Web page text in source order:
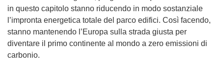
in questo capitolo stanno riducendo in modo sostanziale
l’impronta energetica totale del parco edifici. Così facendo,
stanno mantenendo l’Europa sulla strada giusta per
diventare il primo continente al mondo a zero emissioni di
carbonio.